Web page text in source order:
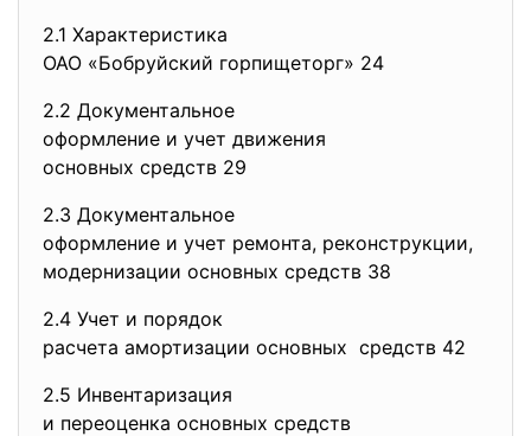
2.1 Характеристика
ОАО «Бобруйский горпищеторг» 24
2.2 Документальное
оформление и учет движения
основных средств 29
2.3 Документальное
оформление и учет ремонта, реконструкции,
модернизации основных средств 38
2.4 Учет и порядок
расчета амортизации основных средств 42
2.5 Инвентаризация
и переоценка основных средств